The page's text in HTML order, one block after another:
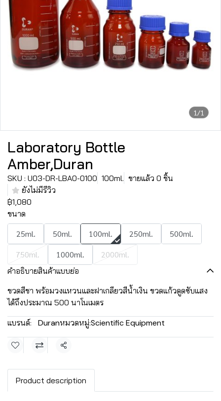
1/1
Laboratory Bottle
Amber,Duran
SKU : U03-DR-LBA0-0100 100ml. ขายแล้ว 0 ชิ้น
ยังไม่มีรีวิว
฿1,080
ขนาด
25ml. 50ml. 100ml. 250ml.
500ml.
750ml.
1000ml. 2000ml.
คำอธิบายสินค้าแบบย่อ
ขวดสีชา พร้อมวงแหวนและฝาเกลียวสีน้ำเงิน ขวดแก้วดูดซับแสง
ได้ถึงประมาณ 500 นาโนเมตร
แบรนด์: Duranหมวดหมู่:Scientific Equipment
แชร์
Product description